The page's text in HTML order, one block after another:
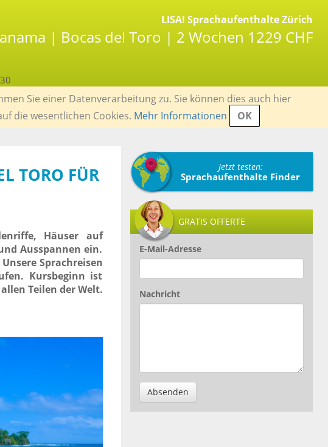
LISA! Sprachaufenthalte Zürich
| Bocas del Toro | 2 Wochen 1229 CHF
Sie einer Datenverarbeitung zu. Sie können dies auch hier
die wesentlichen Cookies. Mehr Informationen OK
TORO FÜR
Häuser auf
Ausspannen ein.
Sprachreisen
Kursbeginn ist
Teilen der Welt.
Jetzt testen:
Sprachaufenthalte Finder
GRATIS OFFERTE
E-Mail-Adresse
Nachricht
Absenden